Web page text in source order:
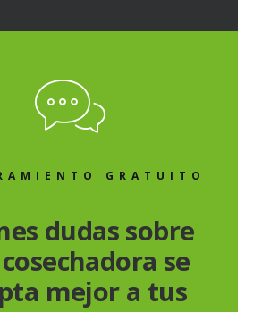
GRATUITO
dudas sobre
se
mejor a tus